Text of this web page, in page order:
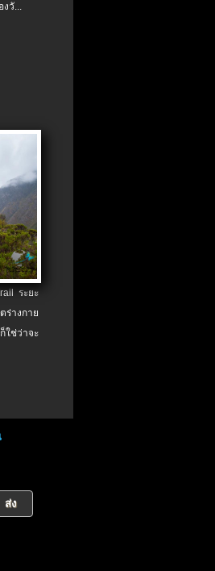
งวั...
ระยะ
างกาย
ใช่ว่าจะ
ส่ง